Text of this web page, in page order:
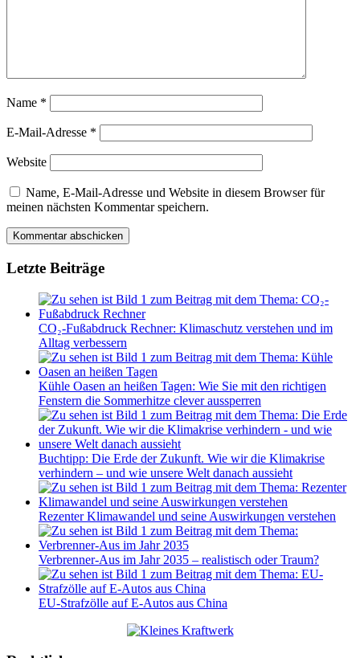
Name *
E-Mail-Adresse *
Website
Name, E-Mail-Adresse und Website in diesem Browser für
meinen nächsten Kommentar speichern.
Letzte Beiträge
CO₂-Fußabdruck Rechner: Klimaschutz verstehen und im
Alltag verbessern
Kühle Oasen an heißen Tagen: Wie Sie mit den richtigen
Fenstern die Sommerhitze clever aussperren
Buchtipp: Die Erde der Zukunft. Wie wir die Klimakrise
verhindern – und wie unsere Welt danach aussieht
Rezenter Klimawandel und seine Auswirkungen verstehen
Verbrenner-Aus im Jahr 2035 – realistisch oder Traum?
EU-Strafzölle auf E-Autos aus China